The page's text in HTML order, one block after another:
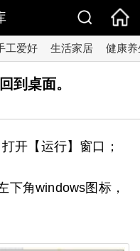
工爱好 生活家居 健康养
到桌面。
开【运行】窗口；
下角windows图标，